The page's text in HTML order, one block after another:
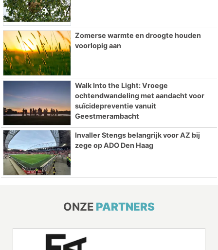
Zomerse warmte en droogte houden
voorlopig aan
Walk Into the Light: Vroege
ochtendwandeling met aandacht voor
suïcidepreventie vanuit
Geestmerambacht
Invaller Stengs belangrijk voor AZ bij
zege op ADO Den Haag
ONZE PARTNERS